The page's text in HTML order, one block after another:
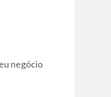
negócio